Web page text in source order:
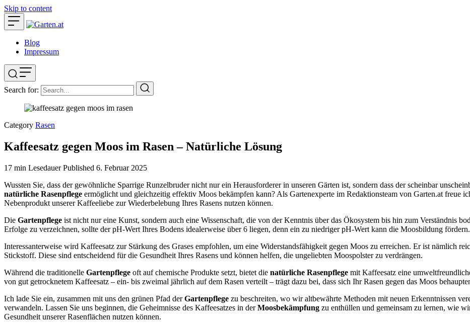
Skip to content
Blog
Impressum
Search for:
Category Rasen
Kaffeesatz gegen Moos im Rasen – Natürliche Lösung
17 min LesedauerPublished 6. Februar 2025
Wussten Sie, dass der gewöhnliche Sparrige Runzelbruder nicht nur ein Herausforderer in unseren Gärten ist, sondern dass der scheinbar
natürliche Rasenpflege ermöglicht und gleichzeitig effektiv Moos bekämpfen kann? Als Gartenexperte im Redaktionsteam von Garten.at freue
Nebenprodukt unserer Kaffeeliebe zur Wiederbelebung Ihres Rasens nutzen können.
Die Gartenpflege ist nicht nur eine Kunst, sondern auch eine Wissenschaft, die von der Kenntnis über das Ökosystem bis hin zum Verständnis
Erfolge zu verzeichnen, sollte der pH-Wert Ihres Bodens idealerweise über 6 liegen, denn ein zu niedriger pH-Wert kann die Moosbildung fördern.
Interessanterweise wird Kaffeesatz zur Stärkung des Grases empfohlen, um eine Widerstandsfähigkeit gegen Moos zu erreichen. Er ist nämlich
Stickstoff. Diese sind entscheidend für die Gesundheit Ihres Rasens und können helfen, die ungeliebten Moospolster zu verdrängen.
Während die traditionelle Gartenpflege oft auf chemische Produkte setzt, bietet die natürliche Rasenpflege mit Kaffeesatz eine
von gut getrocknetem Kaffeesatz – ein- bis zweimal jährlich auf dem Rasen verteilt – trägt dazu bei, dass sich Ihr Rasen gegen das Moos
Ich lade Sie ein, zusammen mit uns den grünen Pfad derGartenpflege zu beschreiten, wo wir altbewährte Methoden mit neuen Erkenntnissen
verwandeln. Lassen Sie uns beginnen, die Geheimnisse des Kaffeesatzes in derMoosbekämpfung zu enthüllen und gemeinsam zu lernen, wie
Gesundheit unserer Rasenflächen nutzen können.